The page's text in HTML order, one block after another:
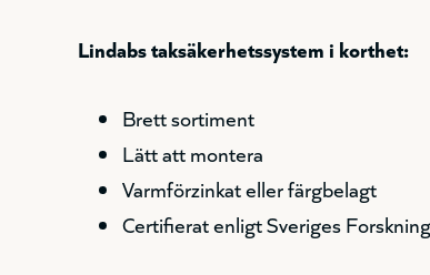
Lindabs taksäkerhetssystem i korthet:
Brett sortiment
Lätt att montera
Varmförzinkat eller färgbelagt
Certifierat enligt Sveriges